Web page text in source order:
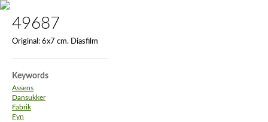
49687
Original: 6x7 cm. Diasfilm
Keywords
Assens
Dansukker
Fabrik
Fyn